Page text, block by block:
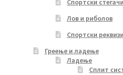
Спортски стегачи
Лов и риболов
Спортски
Греење и ладење
Ладење
Сплит